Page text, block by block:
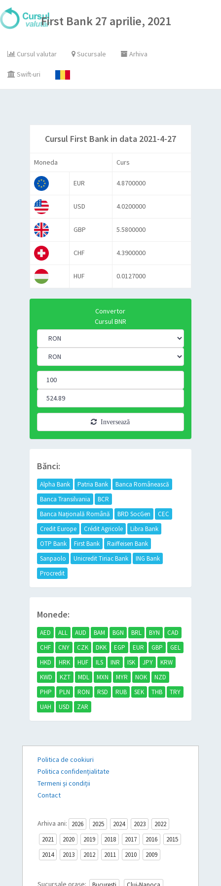
First Bank 27 aprilie, 2021
Cursul valutar Sucursale Arhiva
Swift-uri
Cursul First Bank in data 2021-4-27
Moneda Curs
EUR 4.8700000
USD 4.0200000
GBP 5.5800000
CHF 4.3900000
HUF 0.0127000
Convertor
Cursul BNR
Inversează
Bănci:
Alpha Bank Patria Bank
Banca Românească
Banca Transilvania
BCR
Banca Națională Română
BRD SocGen
CEC
Credit Europe
Crédit Agricole
Libra Bank
OTP Bank
First Bank
Raiffeisen Bank
Sanpaolo
Unicredit Tiriac Bank
ING Bank
Procredit
Monede:
AED ALL AUD BAM BGN BRL BYN
CAD
CHF
CNY CZK DKK EGP EUR GBP
GEL
HKD
HRK HUF ILS INR ISK JPY
KRW
KWD
KZT MDL MXN MYR NOK
NZD
PHP
PLN RON RSD RUB SEK THB
TRY
UAH
USD ZAR
Politica de cookiuri
Politica confidențialitate
Termeni și condiții
Contact
Arhiva ani: 2026 2025 2024 2023
2022
2021
2020 2019 2018 2017 2016
2015
2014
2013 2012 2011 2010 2009
Sucursale orașe: